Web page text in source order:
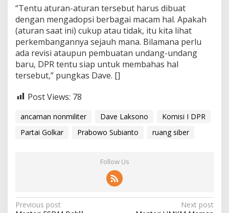
“Tentu aturan-aturan tersebut harus dibuat
dengan mengadopsi berbagai macam hal. Apakah
(aturan saat ini) cukup atau tidak, itu kita lihat
perkembangannya sejauh mana. Bilamana perlu
ada revisi ataupun pembuatan undang-undang
baru, DPR tentu siap untuk membahas hal
tersebut,” pungkas Dave. []
Post Views: 78
ancaman nonmiliter Dave Laksono
Komisi I DPR
Partai Golkar
Prabowo Subianto ruang siber
Follow Us
P
Previous post
Next post